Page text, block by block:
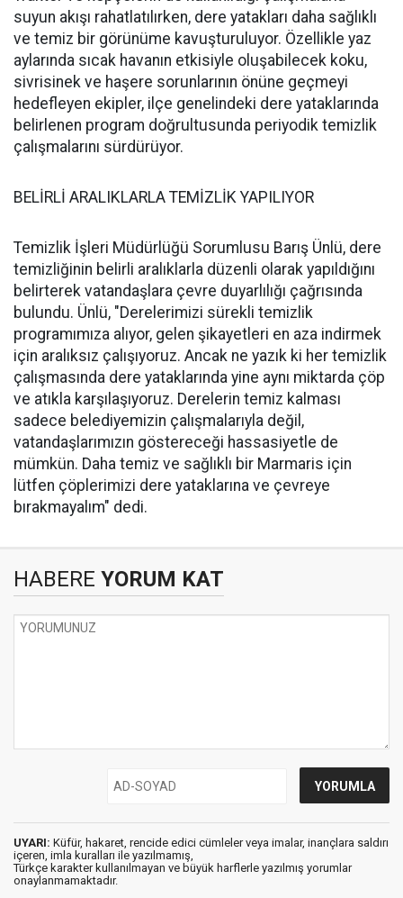
suyun akışı rahatlatılırken, dere yatakları daha sağlıklı
ve temiz bir görünüme kavuşturuluyor. Özellikle yaz
aylarında sıcak havanın etkisiyle oluşabilecek koku,
sivrisinek ve haşere sorunlarının önüne geçmeyi
hedefleyen ekipler, ilçe genelindeki dere yataklarında
belirlenen program doğrultusunda periyodik temizlik
çalışmalarını sürdürüyor.
BELİRLİ ARALIKLARLA TEMİZLİK YAPILIYOR
Temizlik İşleri Müdürlüğü Sorumlusu Barış Ünlü, dere
temizliğinin belirli aralıklarla düzenli olarak yapıldığını
belirterek vatandaşlara çevre duyarlılığı çağrısında
bulundu. Ünlü, "Derelerimizi sürekli temizlik
programımıza alıyor, gelen şikayetleri en aza indirmek
için aralıksız çalışıyoruz. Ancak ne yazık ki her temizlik
çalışmasında dere yataklarında yine aynı miktarda çöp
ve atıkla karşılaşıyoruz. Derelerin temiz kalması
sadece belediyemizin çalışmalarıyla değil,
vatandaşlarımızın göstereceği hassasiyetle de
mümkün. Daha temiz ve sağlıklı bir Marmaris için
lütfen çöplerimizi dere yataklarına ve çevreye
bırakmayalım" dedi.
HABERE YORUM KAT
UYARI: Küfür, hakaret, rencide edici cümleler veya imalar, inançlara saldırı
içeren, imla kuralları ile yazılmamış,
Türkçe karakter kullanılmayan ve büyük harflerle yazılmış yorumlar
onaylanmamaktadır.